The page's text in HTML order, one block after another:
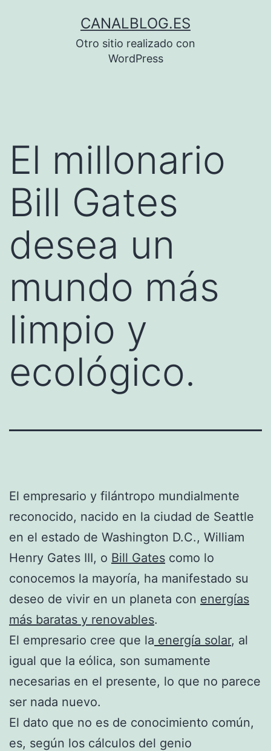
CANALBLOG.ES
Otro sitio realizado con
WordPress
El millonario
Bill Gates
desea un
mundo más
limpio y
ecológico.
El empresario y filántropo mundialmente
reconocido, nacido en la ciudad de Seattle
en el estado de Washington D.C., William
Henry Gates III, o Bill Gates como lo
conocemos la mayoría, ha manifestado su
deseo de vivir en un planeta con energías
más baratas y renovables.
El empresario cree que la energía solar, al
igual que la eólica, son sumamente
necesarias en el presente, lo que no parece
ser nada nuevo.
El dato que no es de conocimiento común,
es, según los cálculos del genio